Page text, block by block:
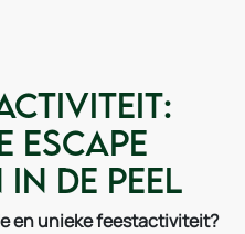
Escape
De Peel
en unieke feestactiviteit?